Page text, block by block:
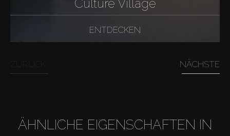
Culture Village
ENTDECKEN
NÄCHSTE
ÄHNLICHE EIGENSCHAFTEN IN